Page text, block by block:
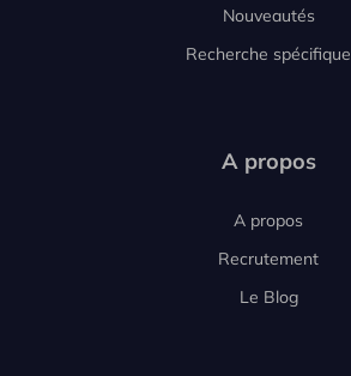
Nouveautés
Recherche spécifique
A propos
A propos
Recrutement
Le Blog